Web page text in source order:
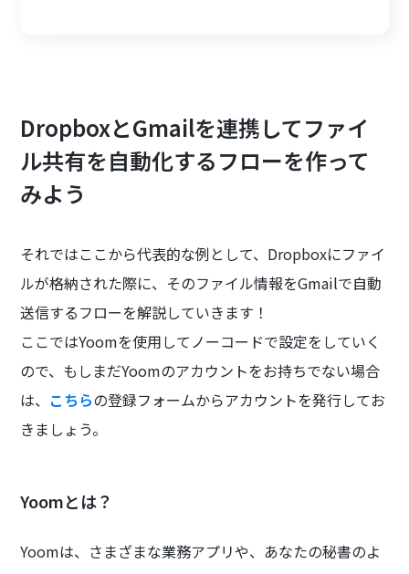
DropboxとGmailを連携してファイ
ル共有を自動化するフローを作って
みよう
それではここから代表的な例として、Dropboxにファイ
ルが格納された際に、そのファイル情報をGmailで自動
送信するフローを解説していきます！
ここではYoomを使用してノーコードで設定をしていく
ので、もしまだYoomのアカウントをお持ちでない場合
は、 こちらの登録フォームからアカウントを発行してお
きましょう。
Yoomとは？
Yoomは、さまざまな業務アプリや、あなたの秘書のよ